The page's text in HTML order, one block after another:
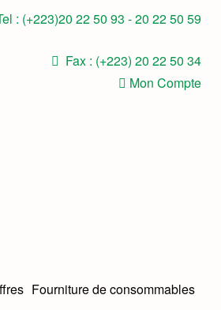
: (+223)20 22 50 93 - 20 22 50 59
Fax : (+223) 20 22 50 34
Mon Compte
Fourniture de consommables